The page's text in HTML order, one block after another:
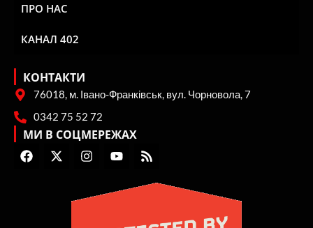
ПРО НАС
КАНАЛ 402
КОНТАКТИ
76018, м. Івано-Франківськ, вул. Чорновола, 7
0342 75 52 72
МИ В СОЦМЕРЕЖАХ
F
a
X
-
I
n
a
Y
o
t
R
s